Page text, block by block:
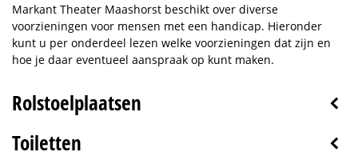
Markant Theater Maashorst beschikt over diverse
voorzieningen voor mensen met een handicap. Hieronder
kunt u per onderdeel lezen welke voorzieningen dat zijn en
hoe je daar eventueel aanspraak op kunt maken.
Rolstoelplaatsen
Toiletten